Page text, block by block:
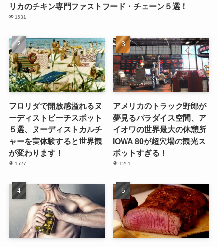
リカのチキン専門ファストフード・チェーン５選！
1631
フロリダで開放感溢れるヌ
ーディストビーチスポット
５選、ヌーディストカルチ
ャーを実体験すると世界観
が変わります！
1527
アメリカのトラック野郎が
夢見るパラダイス空間、ア
イオワの世界最大の休憩所
IOWA 80が超穴場の観光ス
ポットすぎる！
1291